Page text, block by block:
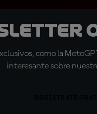
como la
interesante sobre